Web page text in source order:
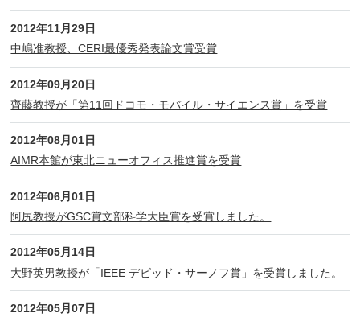
2012年11月29日
中嶋准教授、CERI最優秀発表論文賞受賞
2012年09月20日
齊藤教授が「第11回ドコモ・モバイル・サイエンス賞」を受賞
2012年08月01日
AIMR本館が東北ニューオフィス推進賞を受賞
2012年06月01日
阿尻教授がGSC賞文部科学大臣賞を受賞しました。
2012年05月14日
大野英男教授が「IEEE デビッド・サーノフ賞」を受賞しました。
2012年05月07日